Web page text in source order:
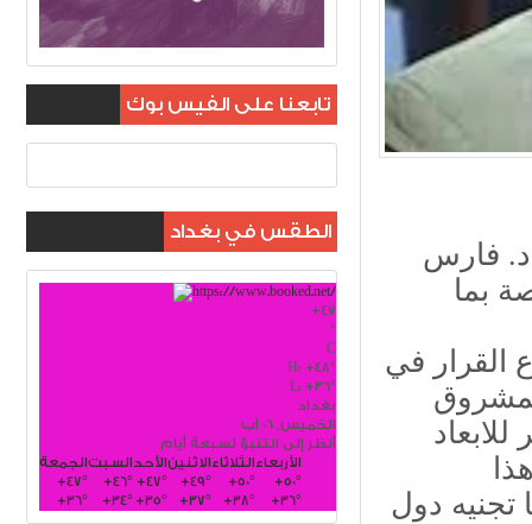
د. فارس
بما
القرار في
تجنيه دول
تابعنا على الفيس بوك
الطقس في بغداد
+47
°
C
H: +48°
L: +36°
بغداد
الخميس, 06 آب
أنظر إلى التنبؤ لسبعة أيام
الجمعةالسبتالأحدالاثنينالثلاثاءالأربعاء
+47° +46° +47° +49° +50° +50°
+36° +34°+35° +37° +38° +36°